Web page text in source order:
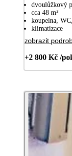
dvoulůžkový
cca 48 m²
koupelna,
klimatizace
zobrazit
+2 800 Kč /